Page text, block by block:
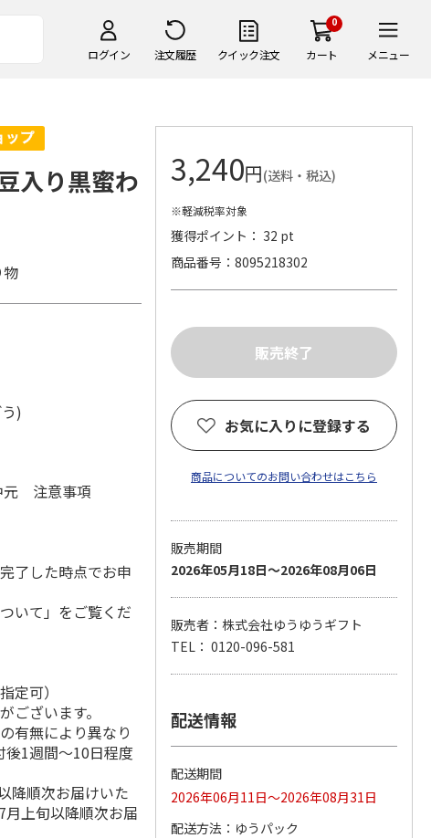
ログイン 注文履歴 クイック注文
0
カート メニュー
入り黒蜜わ
)
元 注意事項
了した時点でお申
いて」をご覧くだ
定可）
ざいます。
有無により異なり
後1週間～10日程度
降順次お届けいた
月上旬以降順次お届
3,240円(送料・税込)
※軽減税率対象
獲得ポイント： 32 pt
商品番号
8095218302
お気に入りに登録する
商品についてのお問い合わせはこちら
販売期間
2026年05月18日～2026年08月06日
販売者：株式会社ゆうゆうギフト
TEL： 0120-096-581
配送情報
配送期間
2026年06月11日～2026年08月31日
配送方法
ゆうパック